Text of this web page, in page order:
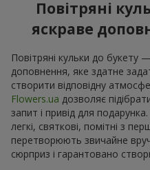
Повітряні
яскраве
Повітряні кульки до букету
доповнення, яке здатне
створити відповідну
Flowers.ua дозволяє
запит і привід для
легкі, святкові, помітні з
перетворюють звичайне
сюрприз і гарантовано